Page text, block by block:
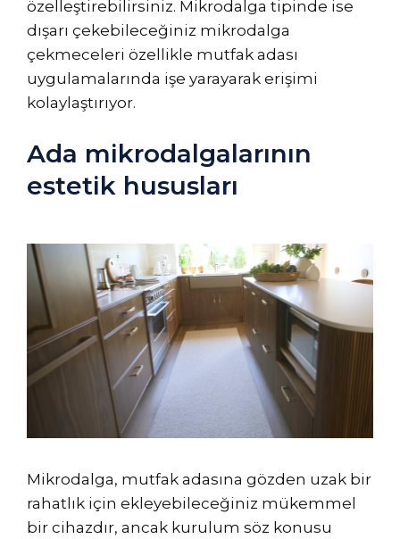
özelleştirebilirsiniz. Mikrodalga tipinde ise
dışarı çekebileceğiniz mikrodalga
çekmeceleri özellikle mutfak adası
uygulamalarında işe yarayarak erişimi
kolaylaştırıyor.
Ada mikrodalgalarının
estetik hususları
Mikrodalga, mutfak adasına gözden uzak bir
rahatlık için ekleyebileceğiniz mükemmel
bir cihazdır, ancak kurulum söz konusu